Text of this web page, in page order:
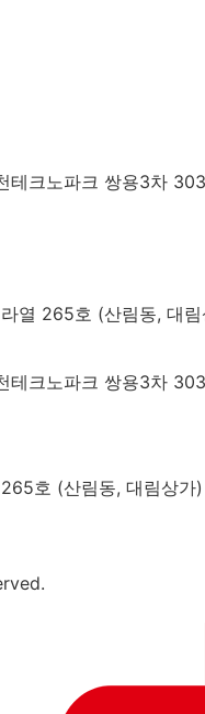
테크노파크 쌍용3차
열 265호 (산림동, 대림
테크노파크 쌍용3차
호 (산림동, 대림상가)